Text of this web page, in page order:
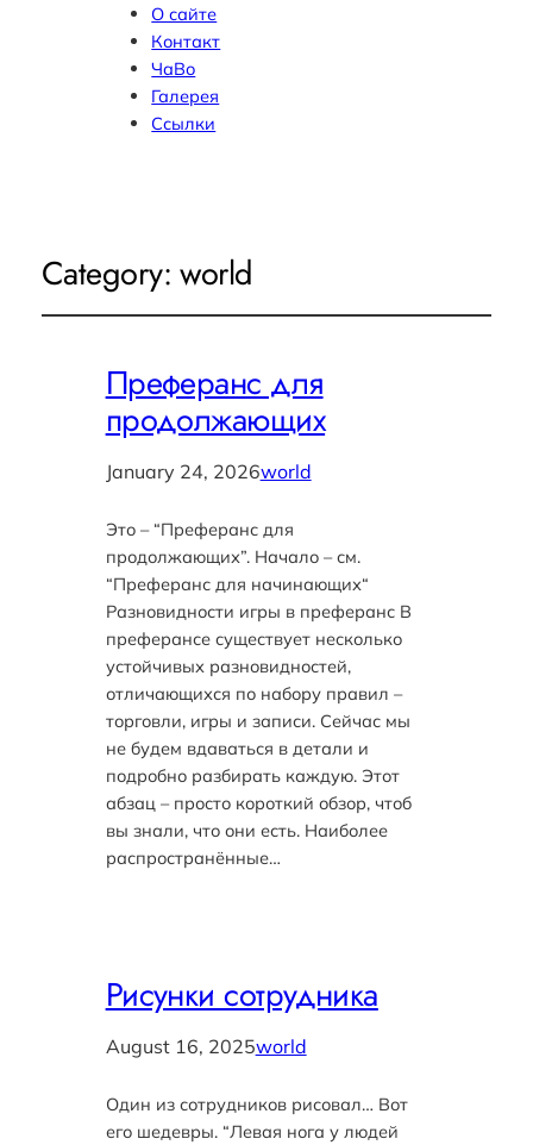
О сайте
Контакт
ЧаВо
Галерея
Ссылки
Category:world
Преферанс для
продолжающих
January 24, 2026world
Это – “Преферанс для
продолжающих”. Начало – см.
“Преферанс для начинающих“
Разновидности игры в преферанс В
преферансе существует несколько
устойчивых разновидностей,
отличающихся по набору правил –
торговли, игры и записи. Сейчас мы
не будем вдаваться в детали и
подробно разбирать каждую. Этот
абзац – просто короткий обзор, чтоб
вы знали, что они есть. Наиболее
распространённые…
Рисунки сотрудника
August 16, 2025world
Один из сотрудников рисовал… Вот
его шедевры. “Левая нога у людей